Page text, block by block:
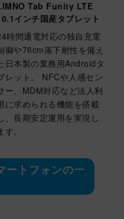
Tab Funity LTE
インチ国産タブレット
時間通電対応の独自充電
御や76cm落下耐性を備え
日本製の業務用Androidタ
レット。 NFCや人感セン
ー、MDM対応など法人利
に求められる機能を搭載
、長期安定運用を実現し
す。
ートフォンの一